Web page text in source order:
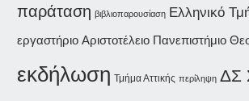
παράταση βιβλιοπαρουσίαση Ελληνικό
εργαστήριο Αριστοτέλειο Πανεπιστήμιο
εκδήλωση Τμήμα Αττικής περίληψη ΔΣ